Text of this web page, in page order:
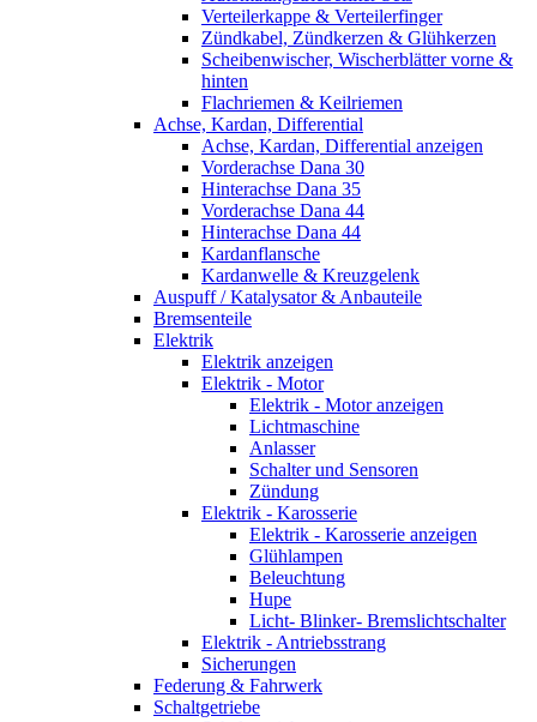
Verteilerkappe & Verteilerfinger
Zündkabel, Zündkerzen & Glühkerzen
Scheibenwischer, Wischerblätter vorne &
hinten
Flachriemen & Keilriemen
Achse, Kardan, Differential
Achse, Kardan, Differential anzeigen
Vorderachse Dana 30
Hinterachse Dana 35
Vorderachse Dana 44
Hinterachse Dana 44
Kardanflansche
Kardanwelle & Kreuzgelenk
Auspuff / Katalysator & Anbauteile
Bremsenteile
Elektrik
Elektrik anzeigen
Elektrik - Motor
Elektrik - Motor anzeigen
Lichtmaschine
Anlasser
Schalter und Sensoren
Zündung
Elektrik - Karosserie
Elektrik - Karosserie anzeigen
Glühlampen
Beleuchtung
Hupe
Licht- Blinker- Bremslichtschalter
Elektrik - Antriebsstrang
Sicherungen
Federung & Fahrwerk
Schaltgetriebe